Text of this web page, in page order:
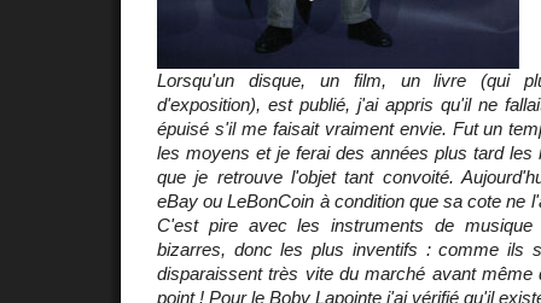
Lorsqu'un disque, un film, un livre (qui
d'exposition), est publié, j'ai appris qu'il ne
épuisé s'il me faisait vraiment envie. Fut un
les moyens et je ferai des années plus tard les
que je retrouve l'objet tant convoité.
eBay ou LeBonCoin à condition que sa cote ne
C'est pire avec les instruments de musique
bizarres, donc les plus inventifs : comme ils
disparaissent très vite du marché avant
point ! Pour le Boby Lapointe j'ai vérifié qu'il